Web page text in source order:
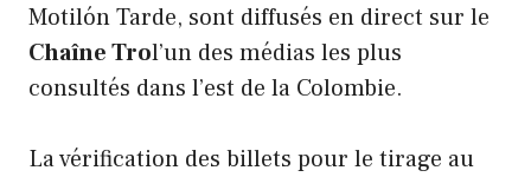
Motilón Tarde, sont diffusés en direct sur le
Chaîne Trol’un des médias les plus
consultés dans l’est de la Colombie.
La vérification des billets pour le tirage au